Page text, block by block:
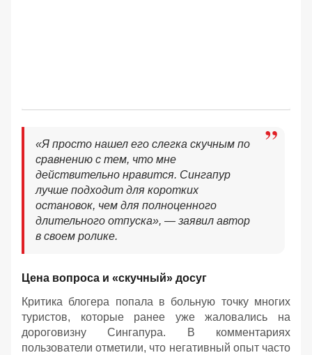
«Я просто нашел его слегка скучным по
сравнению с тем, что мне
действительно нравится. Сингапур
лучше подходит для коротких
остановок, чем для полноценного
длительного отпуска», — заявил автор
в своем ролике.
Цена вопроса и «скучный» досуг
Критика блогера попала в больную точку многих
туристов, которые ранее уже жаловались на
дороговизну Сингапура. В комментариях
пользователи отметили, что негативный опыт часто